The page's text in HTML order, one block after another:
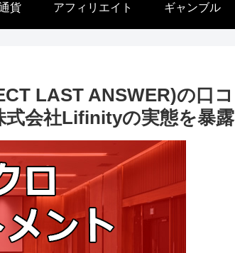
貨 アフィリエイト ギャンブル
LAST ANSWER)の口コ
式会社Lifinityの実態を暴露